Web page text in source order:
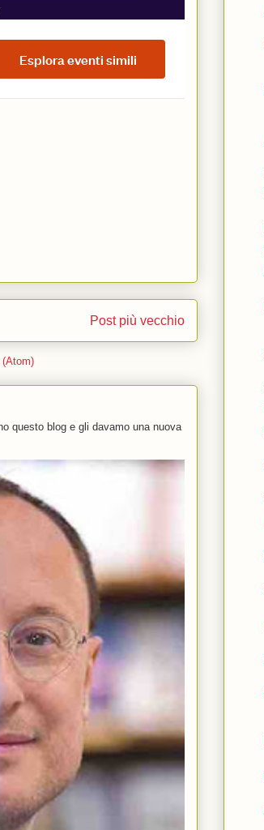
Post più vecchio
questo blog e gli davamo una nuova